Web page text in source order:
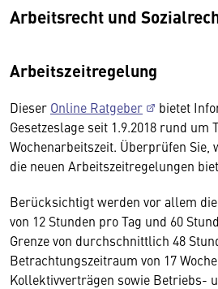
Arbeitsrecht und
Arbeitszeitregelung
Dieser Online Ratgeber
bietet
Gesetzeslage seit 1.9.2018 rund um
Wochenarbeitszeit. Überprüfen Sie,
die neuen Arbeitszeitregelungen
Berücksichtigt werden vor allem
von 12 Stunden pro Tag und 60
Grenze von durchschnittlich 48
Betrachtungszeitraum von 17
Kollektivverträgen sowie Betriebs-